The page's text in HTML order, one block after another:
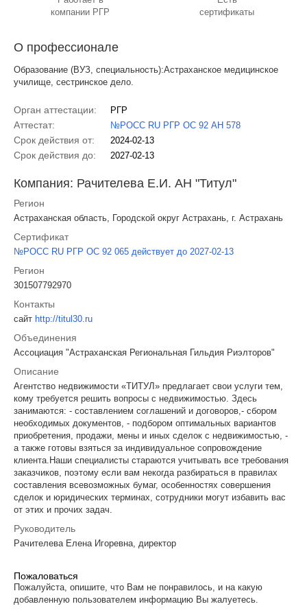
компании РГР
сертификаты
О профессионале
Образование (ВУЗ, специальность):Астраханское медицинское
училище, сестринское дело.
Орган аттестации: РГР
Аттестат: №РОСС RU РГР ОС 92 АН 578
Срок действия от: 2024-02-13
Срок действия до: 2027-02-13
Компания: Рачителева Е.И. АН "Титул"
Регион
Астраханская область, Городской округ Астрахань, г. Астрахань
Сертификат
№РОСС RU РГР ОС 92 065 действует до 2027-02-13
Регион
301507792970
Контакты
сайт http://titul30.ru
Объединения
Ассоциация "Астраханская Региональная Гильдия Риэлторов"
Описание
Агентство недвижимости «ТИТУЛ» предлагает свои услуги тем,
кому требуется решить вопросы с недвижимостью. Здесь
занимаются: - составлением соглашений и договоров,- сбором
необходимых документов, - подбором оптимальных вариантов
приобретения, продажи, мены и иных сделок с недвижимостью, -
а также готовы взяться за индивидуальное сопровождение
клиента.Наши специалисты стараются учитывать все требования
заказчиков, поэтому если вам некогда разбираться в правилах
составления всевозможных бумаг, особенностях совершения
сделок и юридических терминах, сотрудники могут избавить вас
от этих и прочих задач.
Руководитель
Рачителева Елена Игоревна, директор
Пожаловаться
Пожалуйста, опишите, что Вам не понравилось, и на какую
добавленную пользователем информацию Вы жалуетесь.